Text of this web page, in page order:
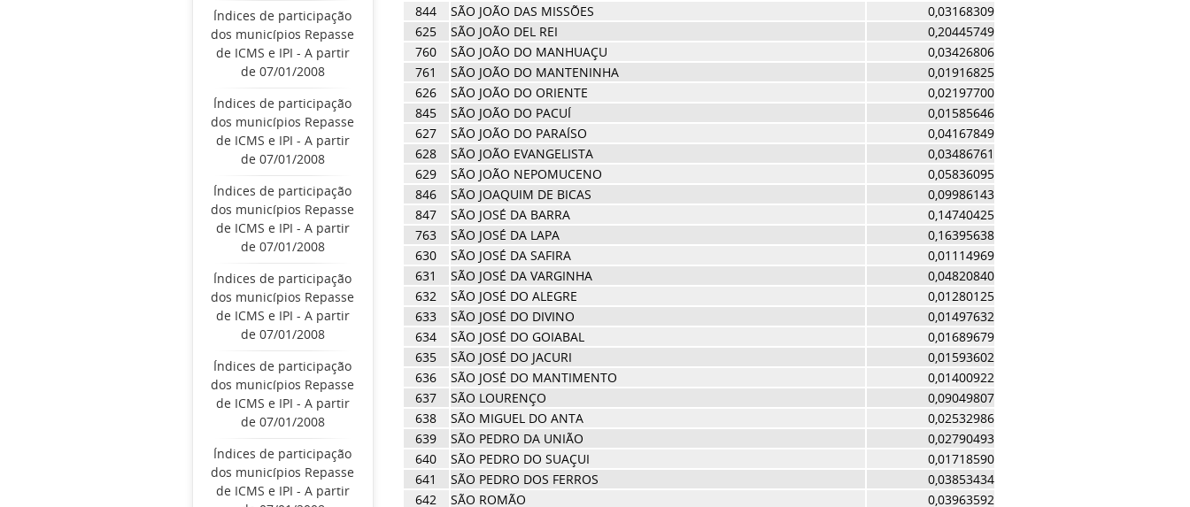
Índices de participação
dos municípios Repasse
de ICMS e IPI - A partir
de 07/01/2008
Índices de participação
dos municípios Repasse
de ICMS e IPI - A partir
de 07/01/2008
Índices de participação
dos municípios Repasse
de ICMS e IPI - A partir
de 07/01/2008
Índices de participação
dos municípios Repasse
de ICMS e IPI - A partir
de 07/01/2008
Índices de participação
dos municípios Repasse
de ICMS e IPI - A partir
de 07/01/2008
Índices de participação
dos municípios Repasse
de ICMS e IPI - A partir
844
SÃO JOÃO DAS MISSÕES
0,03168309
625
SÃO JOÃO DEL REI
0,20445749
760
SÃO JOÃO DO MANHUAÇU
0,03426806
761
SÃO JOÃO DO MANTENINHA
0,01916825
626
SÃO JOÃO DO ORIENTE
0,02197700
845
SÃO JOÃO DO PACUÍ
0,01585646
627
SÃO JOÃO DO PARAÍSO
0,04167849
628
SÃO JOÃO EVANGELISTA
0,03486761
629
SÃO JOÃO NEPOMUCENO
0,05836095
846
SÃO JOAQUIM DE BICAS
0,09986143
847
SÃO JOSÉ DA BARRA
0,14740425
763
SÃO JOSÉ DA LAPA
0,16395638
630
SÃO JOSÉ DA SAFIRA
0,01114969
631
SÃO JOSÉ DA VARGINHA
0,04820840
632
SÃO JOSÉ DO ALEGRE
0,01280125
633
SÃO JOSÉ DO DIVINO
0,01497632
634
SÃO JOSÉ DO GOIABAL
0,01689679
635
SÃO JOSÉ DO JACURI
0,01593602
636
SÃO JOSÉ DO MANTIMENTO
0,01400922
637
SÃO LOURENÇO
0,09049807
638
SÃO MIGUEL DO ANTA
0,02532986
639
SÃO PEDRO DA UNIÃO
0,02790493
640
SÃO PEDRO DO SUAÇUI
0,01718590
641
SÃO PEDRO DOS FERROS
0,03853434
642
SÃO ROMÃO
0,03963592